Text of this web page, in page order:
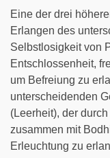
Eine der drei
Erlangen des
Selbstlosigkeit von
Entschlossenheit,
um Befreiung zu
unterscheidenden
(Leerheit), der
zusammen mit
Erleuchtung zu